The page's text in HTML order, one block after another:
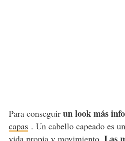
Para conseguir un look más
capas. Un cabello capeado es
vida propia y movimiento. Las